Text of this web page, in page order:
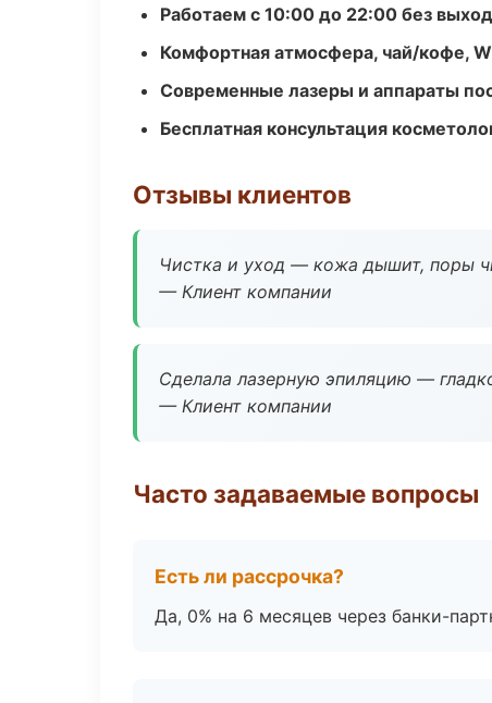
Работаем с 10:00 до 22:00 без
Комфортная атмосфера, чай/кофе,
Современные лазеры и аппараты
Бесплатная консультация
Отзывы клиентов
Чистка и уход — кожа дышит, поры
— Клиент компании
Сделала лазерную эпиляцию —
— Клиент компании
Часто задаваемые вопросы
Есть ли рассрочка?
Да, 0% на 6 месяцев через банки-